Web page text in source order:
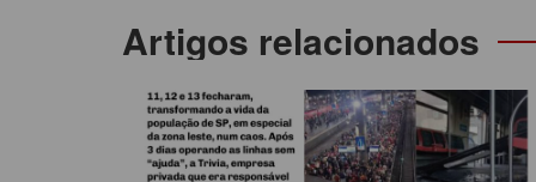
c
e
b
o
itt
er
at
s
A
p
k
e
dI
n
t
Navegação
de
Post
Artigos relacionados